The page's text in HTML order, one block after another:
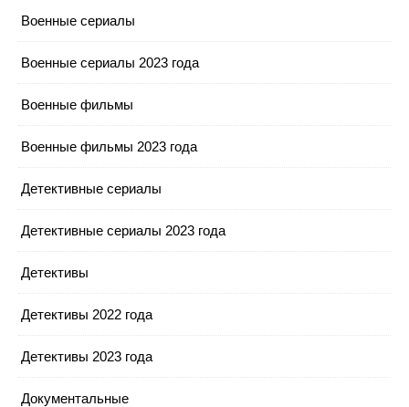
Военные сериалы
Военные сериалы 2023 года
Военные фильмы
Военные фильмы 2023 года
Детективные сериалы
Детективные сериалы 2023 года
Детективы
Детективы 2022 года
Детективы 2023 года
Документальные